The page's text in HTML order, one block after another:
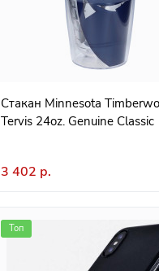
Стакан Minnesota
Tervis 24oz. Genuine Classic
3 402 р.
Топ